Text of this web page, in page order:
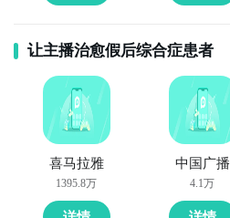
让主播治愈假后综合症患者
喜马拉雅
1395.8万
中国广播
4.1万